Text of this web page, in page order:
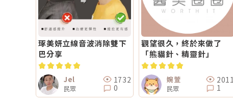
琢美妍立線音波消除雙下
巴分享
Jel
民眾
1732
0
觀望很久，終於來做了
「熊貓針、精靈針」
婉萱
民眾
2011
1